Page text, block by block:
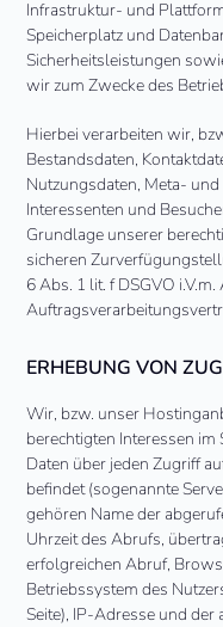
Infrastruktur- und
Speicherplatz und
Sicherheitsleistungen
wir zum Zwecke des
Hierbei verarbeiten wir,
Bestandsdaten,
Nutzungsdaten, Meta-
Interessenten und
Grundlage unserer
sicheren
6 Abs. 1 lit. f DSGVO
ERHEBUNG VON
Wir, bzw. unser
berechtigten Interessen im
Daten über jeden Zugriff
befindet (sogenannte
gehören Name der
Uhrzeit des Abrufs,
erfolgreichen Abruf,
Betriebssystem des
Seite), IP-Adresse und der